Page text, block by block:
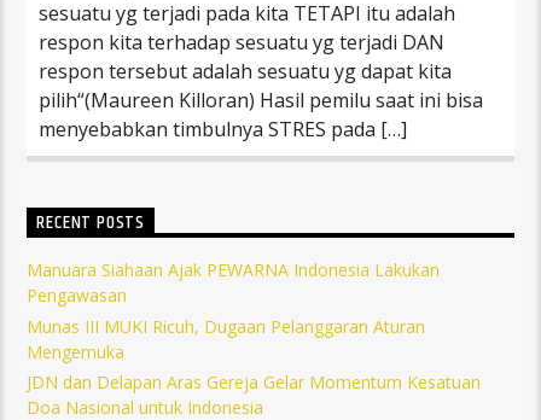
sesuatu yg terjadi pada kita TETAPI itu adalah
respon kita terhadap sesuatu yg terjadi DAN
respon tersebut adalah sesuatu yg dapat kita
pilih“(Maureen Killoran) Hasil pemilu saat ini bisa
menyebabkan timbulnya STRES pada […]
RECENT POSTS
Manuara Siahaan Ajak PEWARNA Indonesia Lakukan
Pengawasan
Munas III MUKI Ricuh, Dugaan Pelanggaran Aturan
Mengemuka
JDN dan Delapan Aras Gereja Gelar Momentum Kesatuan
Doa Nasional untuk Indonesia